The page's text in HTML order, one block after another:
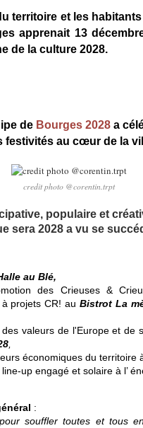
territoire et les
apprenait 13
de la culture 2028.
de Bourges 2028a
festivités au cœur de la
credit photo @corentin.trpt
populaire et
sera 2028 a vu se
au Blé,
des Crieuses &
à projets CR! auBistrot La
valeurs de l'Europe et de
économiques du territoire
up engagé et solaire à l’
:
souffler toutes et tous